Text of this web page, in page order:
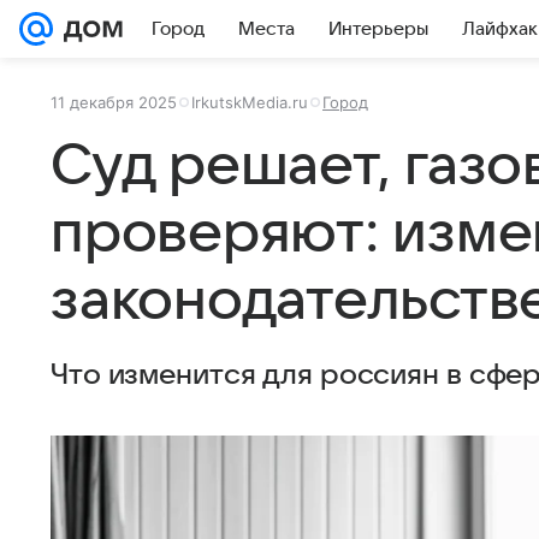
Город Места Интерьеры
11 декабря 2025 IrkutskMedia.ru Город
Суд решает,
проверяют:
Что изменится для россиян в